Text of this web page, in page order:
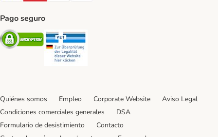
Pago seguro
Security
Quiénes somos Empleo Corporate Website
Aviso Legal
Condiciones comerciales generales
DSA
Formulario de desistimiento
Contacto